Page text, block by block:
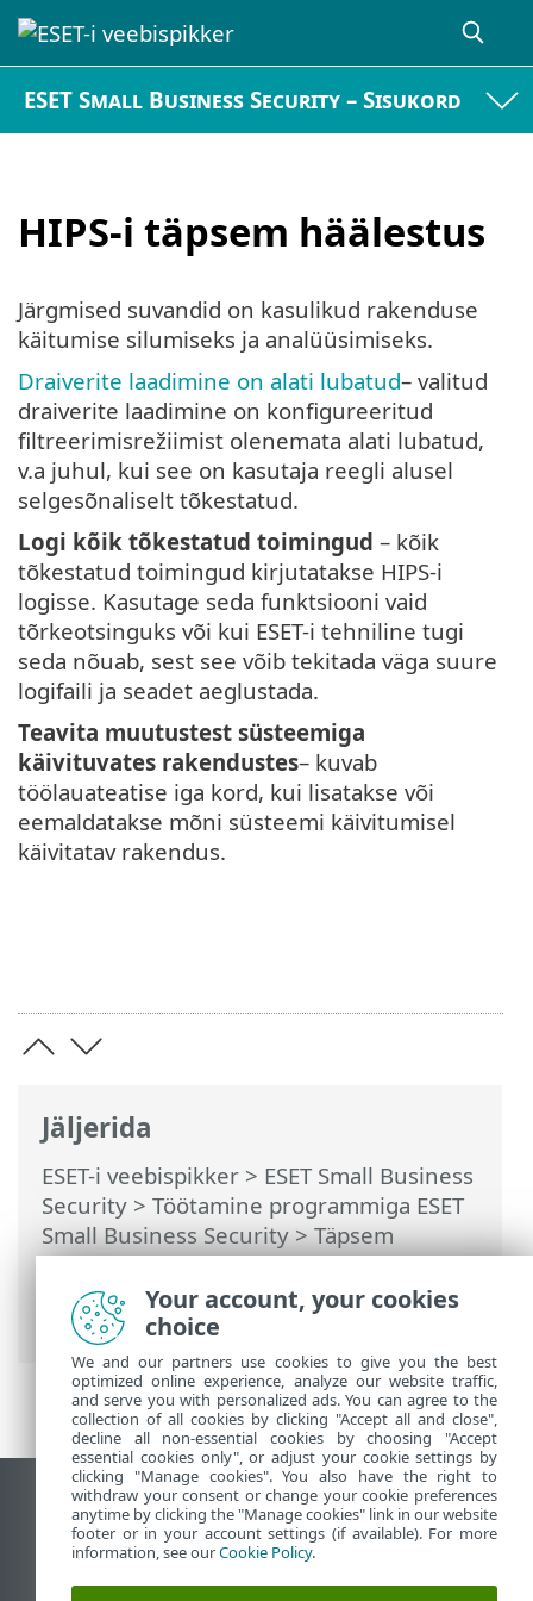
ESET Small Business Security – Sisukord
HIPS-i täpsem häälestus
Jäljerida
ESET-i veebispikker > ESET Small Business
Security > Töötamine programmiga ESET
Small Business Security>Täpsem
häälestus>Kontrollid>HIPS – Host
Intrusion Prevention System> HIPS-i
täpsem häälestus
Järgmised suvandid on kasulikud rakenduse
käitumise silumiseks ja analüüsimiseks.
Draiverite laadimine on alati lubatud– valitud
draiverite laadimine on konfigureeritud
filtreerimisrežiimist olenemata alati lubatud,
v.a juhul, kui see on kasutaja reegli alusel
selgesõnaliselt tõkestatud.
Logi kõik tõkestatud toimingud – kõik
tõkestatud toimingud kirjutatakse HIPS-i
logisse. Kasutage seda funktsiooni vaid
tõrkeotsinguks või kui ESET-i tehniline tugi
seda nõuab, sest see võib tekitada väga suure
logifaili ja seadet aeglustada.
Teavita muutustest süsteemiga
käivituvates rakendustes– kuvab
töölauateatise iga kord, kui lisatakse või
eemaldatakse mõni süsteemi käivitumisel
käivitatav rakendus.
Vaata tavaarvutile mõeldud veebilehte
End of Life
ESET-i teabebaas
Your account, your cookies
choice
We and our partners use cookies to give you the best
optimized online experience, analyze our website traffic,
and serve you with personalized ads. You can agree to the
collection of all cookies by clicking "Accept all and close",
decline all non-essential cookies by choosing "Accept
essential cookies only", or adjust your cookie settings by
clicking "Manage cookies". You also have the right to
withdraw your consent or change your cookie preferences
anytime by clicking the "Manage cookies" link in our website
footer or in your account settings (if available). For more
information, see ourCookie Policy.